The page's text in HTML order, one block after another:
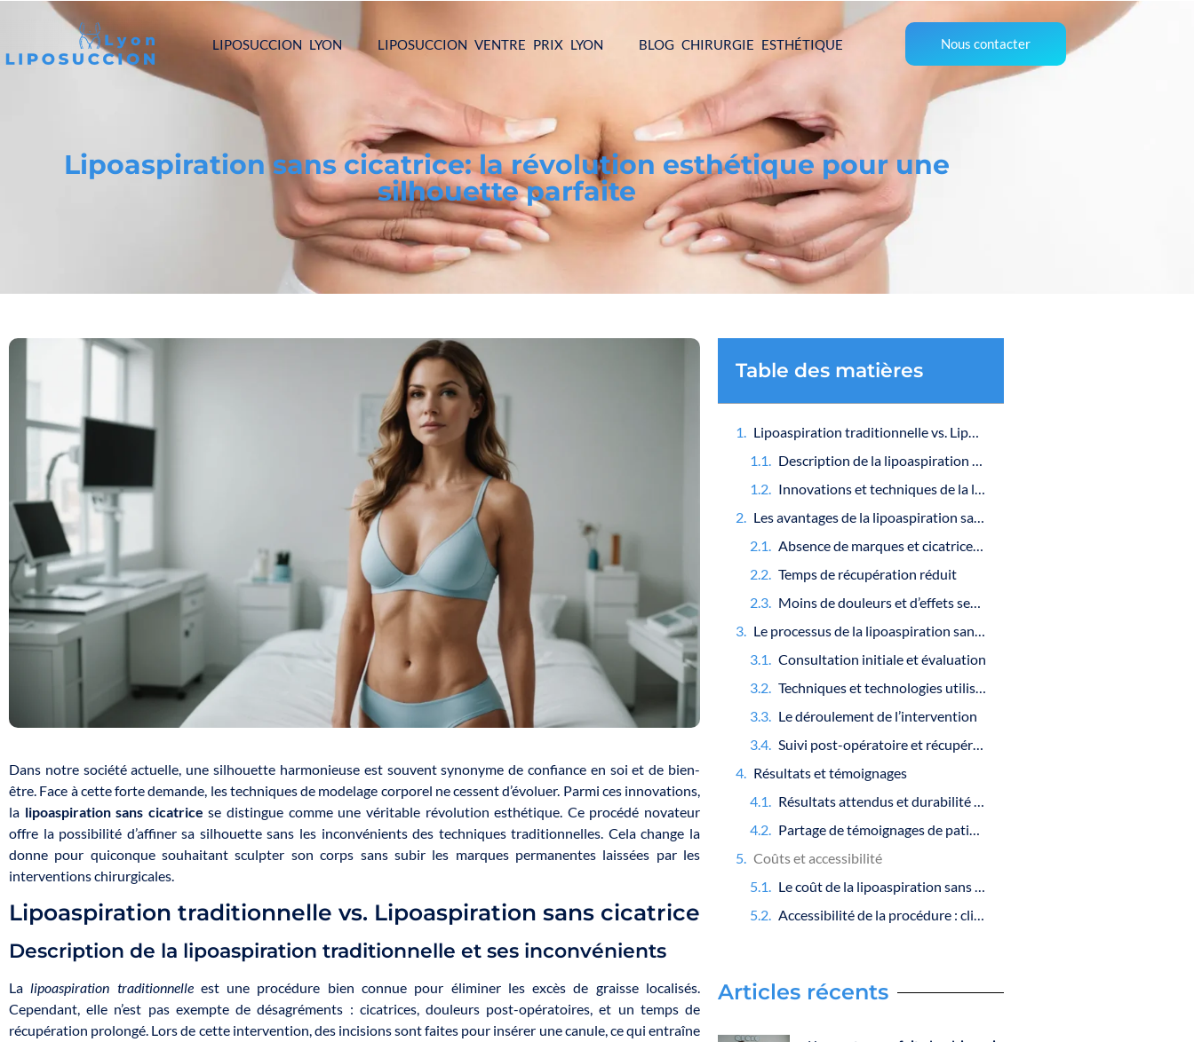
LIPOSUCCION LYON LIPOSUCCION VENTRE PRIX LYON BLOG CHIRURGIE ESTHÉTIQUE Nous contacter
Lipoaspiration sans cicatrice: la révolution esthétique pour une
silhouette parfaite
Dans notre société actuelle, une silhouette harmonieuse est souvent synonyme de confiance en soi et de bien-
être. Face à cette forte demande, les techniques de modelage corporel ne cessent d’évoluer. Parmi ces innovations,
la lipoaspiration sans cicatrice se distingue comme une véritable révolution esthétique. Ce procédé novateur
offre la possibilité d’affiner sa silhouette sans les inconvénients des techniques traditionnelles. Cela change la
donne pour quiconque souhaitant sculpter son corps sans subir les marques permanentes laissées par les
interventions chirurgicales.
Lipoaspiration traditionnelle vs. Lipoaspiration sans cicatrice
Description de la lipoaspiration traditionnelle et ses inconvénients
Lalipoaspiration traditionnelleest une procédure bien connue pour éliminer les excès de graisse localisés.
Cependant, elle n’est pas exempte de désagréments : cicatrices, douleurs post-opératoires, et un temps de
récupération prolongé. Lors de cette intervention, des incisions sont faites pour insérer une canule, ce qui entraîne
Table des matières
Lipoaspiration traditionnelle vs. Lipoaspiration sans cicatrice
Description de la lipoaspiration traditionnelle et ses inconvénients
Innovations et techniques de la lipoaspiration sans cicatrice
Les avantages de la lipoaspiration sans cicatrice
Absence de marques et cicatrices : un atout majeur
Temps de récupération réduit
Moins de douleurs et d’effets secondaires
Le processus de la lipoaspiration sans cicatrice
Consultation initiale et évaluation
Techniques et technologies utilisées
Le déroulement de l’intervention
Suivi post-opératoire et récupération
Résultats et témoignages
Résultats attendus et durabilité des effets
Partage de témoignages de patients satisfaits
Coûts et accessibilité
Le coût de la lipoaspiration sans cicatrice comparé aux méthodes traditionnelles
Accessibilité de la procédure : cliniques et praticiens qualifiés
Articles récents